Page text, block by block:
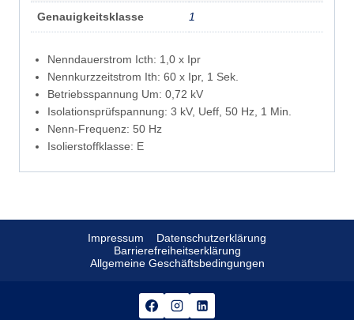
Genauigkeitsklasse 1
Nenndauerstrom Icth: 1,0 x Ipr
Nennkurzzeitstrom Ith: 60 x Ipr, 1 Sek.
Betriebsspannung Um: 0,72 kV
Isolationsprüfspannung: 3 kV, Ueff, 50 Hz, 1 Min.
Nenn-Frequenz: 50 Hz
Isolierstoffklasse: E
Impressum
Datenschutzerklärung
Barrierefreiheitserklärung
Allgemeine Geschäftsbedingungen